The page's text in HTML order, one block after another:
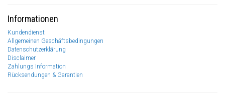
Informationen
Kundendienst
Allgemeinen Geschäftsbedingungen
Datenschutzerklärung
Disclaimer
Zahlungs Information
Rücksendungen & Garantien